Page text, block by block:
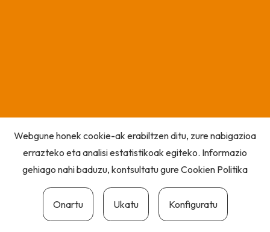
Webgune honek cookie-ak erabiltzen ditu, zure nabigazioa
errazteko eta analisi estatistikoak egiteko. Informazio
gehiago nahi baduzu, kontsultatu gureCookien Politika
Onartu Ukatu Konfiguratu